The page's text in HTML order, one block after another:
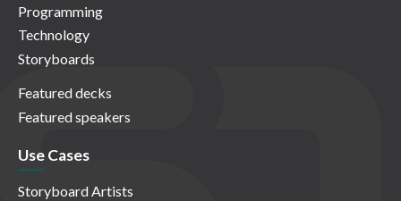
Programming
Technology
Storyboards
Featured decks
Featured speakers
Use Cases
Storyboard Artists